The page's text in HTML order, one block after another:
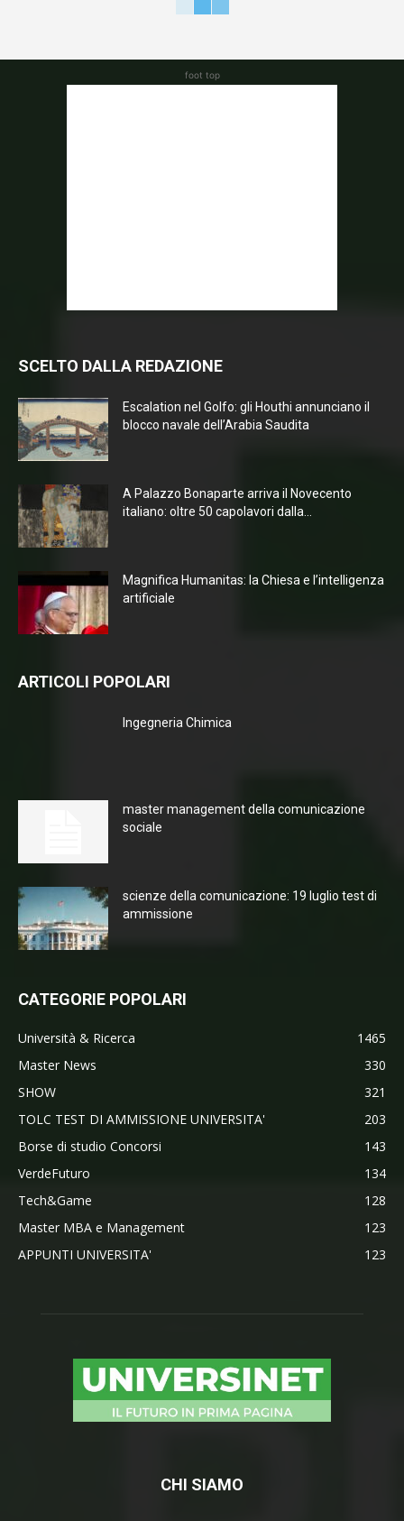
foot top
SCELTO DALLA REDAZIONE
Escalation nel Golfo: gli Houthi annunciano il
blocco navale dell’Arabia Saudita
A Palazzo Bonaparte arriva il Novecento
italiano: oltre 50 capolavori dalla...
Magnifica Humanitas: la Chiesa e l’intelligenza
artificiale
ARTICOLI POPOLARI
Ingegneria Chimica
master management della comunicazione
sociale
scienze della comunicazione: 19 luglio test di
ammissione
CATEGORIE POPOLARI
Università & Ricerca
1465
Master News
330
SHOW
321
TOLC TEST DI AMMISSIONE UNIVERSITA'
203
Borse di studio Concorsi
143
VerdeFuturo
134
Tech&Game
128
Master MBA e Management
123
APPUNTI UNIVERSITA'
123
CHI SIAMO